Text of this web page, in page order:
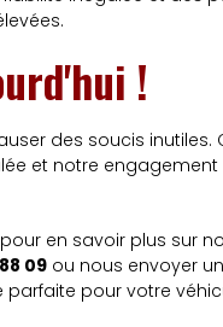
!
des soucis inutiles.
et notre
en savoir plus sur
09 ou nous envoyer
pour votre